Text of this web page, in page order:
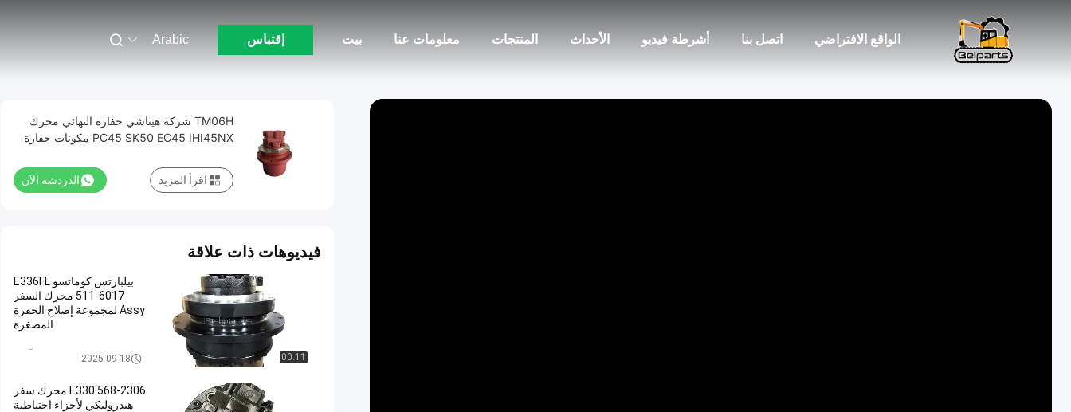
بيت معلومات عنا المنتجات الأحداث أشرطة فيديو اتصل بنا الواقع الافتراضي إقتباس Arabic
TM06H شركة هيتاشي حفارة النهائي محرك
PC45 SK50 EC45 IHI45NX مكونات حفارة
الدردشة الآن اقرأ المزيد
فيديوهات ذات علاقة
00:11
بيلبارتس كوماتسو E336FL
511-6017 محرك السفر
Assy لمجموعة إصلاح الحفرة
المصغرة
السفر موتور آسى2025-09-18
E330 568-2306 محرك سفر
هيدروليكي لأجزاء احتياطية